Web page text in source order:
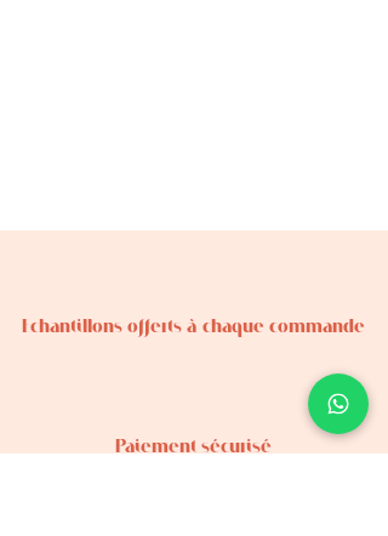
Echantillons offerts à chaque commande
Paiement sécurisé